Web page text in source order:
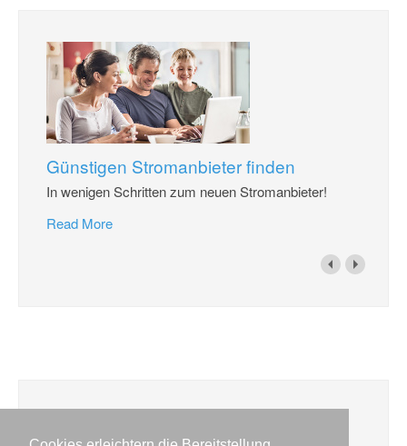
Günstigen Stromanbieter finden
In wenigen Schritten zum neuen Stromanbieter!
Read More